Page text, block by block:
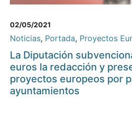
02/05/2021
Noticias, Portada, Proyectos
La Diputación
euros la redacción y
proyectos europeos por
ayuntamientos